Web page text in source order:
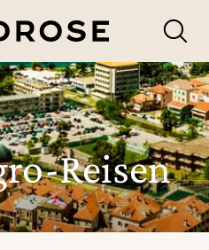
senden
Reisen